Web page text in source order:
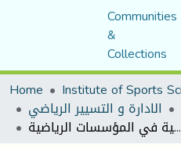
Communities
&
Collections
Home
الادارة و التسيير الرياضي
الاتصال الداخلي و دوره في تحقيق الفعالية التنظيمية في المؤسسات الرياضية